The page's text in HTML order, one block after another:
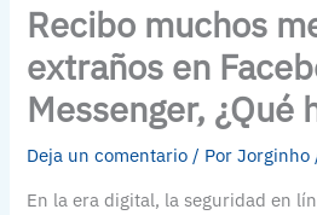
Recibo muchos
extraños en
Messenger, ¿Qué
Deja un comentario / PorJorginho
En la era digital, la seguridad en